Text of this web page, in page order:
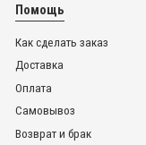
Помощь
Как сделать заказ
Доставка
Оплата
Самовывоз
Возврат и брак